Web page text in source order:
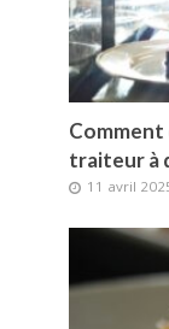
traiteur à
11 avril